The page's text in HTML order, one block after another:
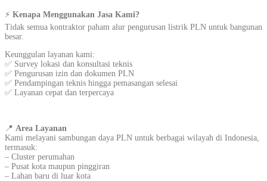
⚡ Kenapa Menggunakan Jasa Kami?
Tidak semua kontraktor paham alur pengurusan listrik PLN untuk bangunan
besar.
Keunggulan layanan kami:
✅ Survey lokasi dan konsultasi teknis
✅ Pengurusan izin dan dokumen PLN
✅ Pendampingan teknis hingga pemasangan selesai
✅ Layanan cepat dan terpercaya
📍 Area Layanan
Kami melayani sambungan daya PLN untuk berbagai wilayah di Indonesia,
termasuk:
– Cluster perumahan
– Pusat kota maupun pinggiran
– Lahan baru di luar kota